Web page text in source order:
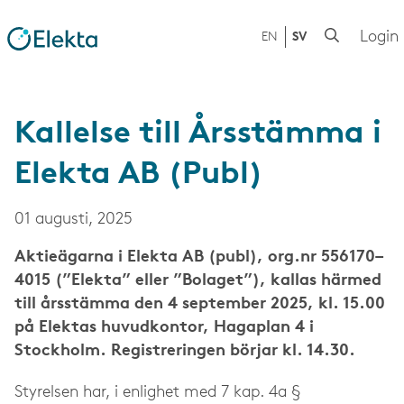
EN SV Login
Kallelse till Årsstämma i
Elekta AB (Publ)
01 augusti, 2025
Aktieägarna i Elekta AB (publ), org.nr 556170–
4015 (”Elekta” eller ”Bolaget”), kallas härmed
till årsstämma den 4 september 2025, kl. 15.00
på Elektas huvudkontor, Hagaplan 4 i
Stockholm. Registreringen börjar kl. 14.30.
Styrelsen har, i enlighet med 7 kap. 4a §